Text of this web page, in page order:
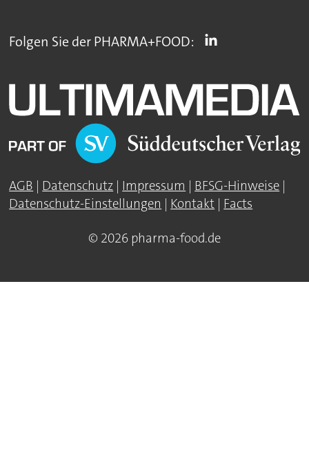
Folgen Sie der PHARMA+FOOD:
AGB | Datenschutz | Impressum | BFSG-Hinweise |
Datenschutz-Einstellungen | Kontakt | Facts
© 2026 pharma-food.de